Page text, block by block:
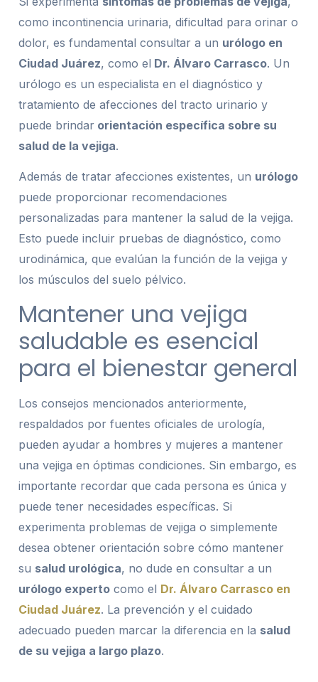
como incontinencia urinaria, dificultad para orinar o
dolor, es fundamental consultar a un urólogo en
Ciudad Juárez, como el Dr. Álvaro Carrasco. Un
urólogo es un especialista en el diagnóstico y
tratamiento de afecciones del tracto urinario y
puede brindar orientación específica sobre su
salud de la vejiga.
Además de tratar afecciones existentes, un urólogo
puede proporcionar recomendaciones
personalizadas para mantener la salud de la vejiga.
Esto puede incluir pruebas de diagnóstico, como
urodinámica, que evalúan la función de la vejiga y
los músculos del suelo pélvico.
Mantener una vejiga
saludable es esencial
para el bienestar general
Los consejos mencionados anteriormente,
respaldados por fuentes oficiales de urología,
pueden ayudar a hombres y mujeres a mantener
una vejiga en óptimas condiciones. Sin embargo, es
importante recordar que cada persona es única y
puede tener necesidades específicas. Si
experimenta problemas de vejiga o simplemente
desea obtener orientación sobre cómo mantener
su salud urológica, no dude en consultar a un
urólogo experto como el Dr. Álvaro Carrasco en
Ciudad Juárez. La prevención y el cuidado
adecuado pueden marcar la diferencia en la salud
de su vejiga a largo plazo.